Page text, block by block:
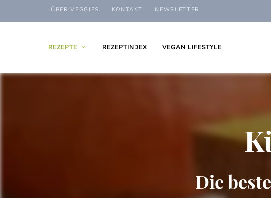
ÜBER VEGGIES KONTAKT NEWSLETTER
REZEPTE REZEPTINDEX VEGAN LIFESTYLE
Die